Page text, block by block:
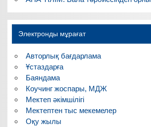
Электронды мұрағат
Авторлық бағдарлама
Ұстаздарға
Баяндама
Коучинг жоспары, МДЖ
Мектеп әкімшілігі
Мектептен тыс мекемелер
Оқу жылы